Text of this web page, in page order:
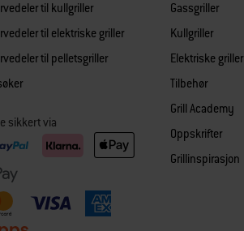
til kullgriller
til elektriske griller
til pelletsgriller
sikkert via
Gassgriller
Kullgriller
Elektriske griller
Tilbehør
Grill Academy
Oppskrifter
Grillinspirasjon